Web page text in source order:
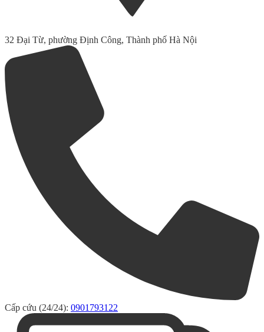
32 Đại Từ, phường Định Công, Thành phố Hà Nội
Cấp cứu (24/24): 0901793122